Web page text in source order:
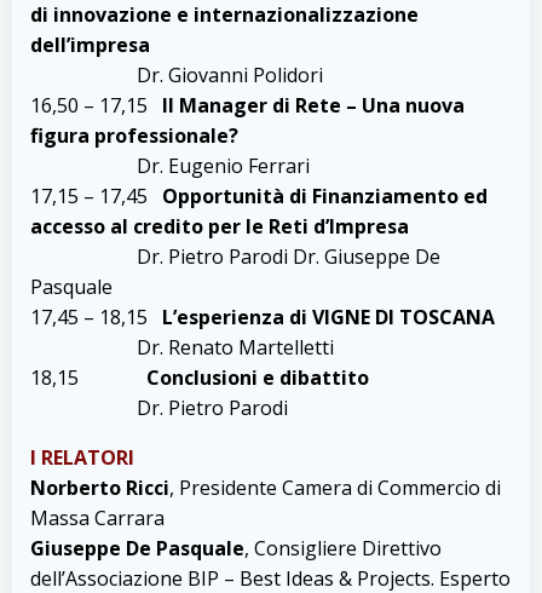
di innovazione e internazionalizzazione
dell’impresa
Dr. Giovanni Polidori
16,50 – 17,15 Il Manager di Rete – Una nuova
figura professionale?
Dr. Eugenio Ferrari
17,15 – 17,45 Opportunità di Finanziamento ed
accesso al credito per le Reti d’Impresa
Dr. Pietro Parodi Dr. Giuseppe De
Pasquale
17,45 – 18,15
L’esperienza di VIGNE DI TOSCANA
Dr. Renato Martelletti
18,15
Conclusioni e dibattito
Dr. Pietro Parodi
I RELATORI
Norberto Ricci, Presidente Camera di Commercio di
Massa Carrara
Giuseppe De Pasquale, Consigliere Direttivo
dell’Associazione BIP – Best Ideas & Projects. Esperto